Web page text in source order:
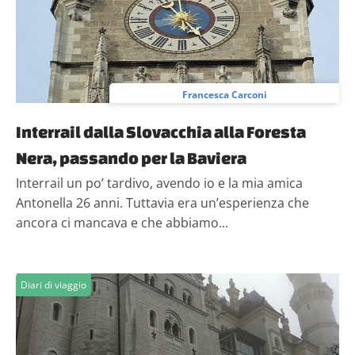
Francesca Carconi
Interrail dalla Slovacchia alla Foresta
Nera, passando per la Baviera
Interrail un po’ tardivo, avendo io e la mia amica
Antonella 26 anni. Tuttavia era un’esperienza che
ancora ci mancava e che abbiamo...
Diari di viaggio